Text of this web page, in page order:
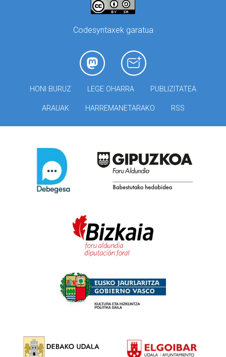
Codesyntaxek garatua
HONI BURUZ LEGE OHARRA PUBLIZITATEA
ARAUAK HARREMANETARAKO RSS